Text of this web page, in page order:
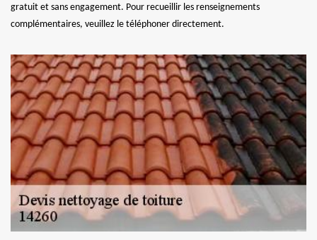
gratuit et sans engagement. Pour recueillir les renseignements
complémentaires, veuillez le téléphoner directement.